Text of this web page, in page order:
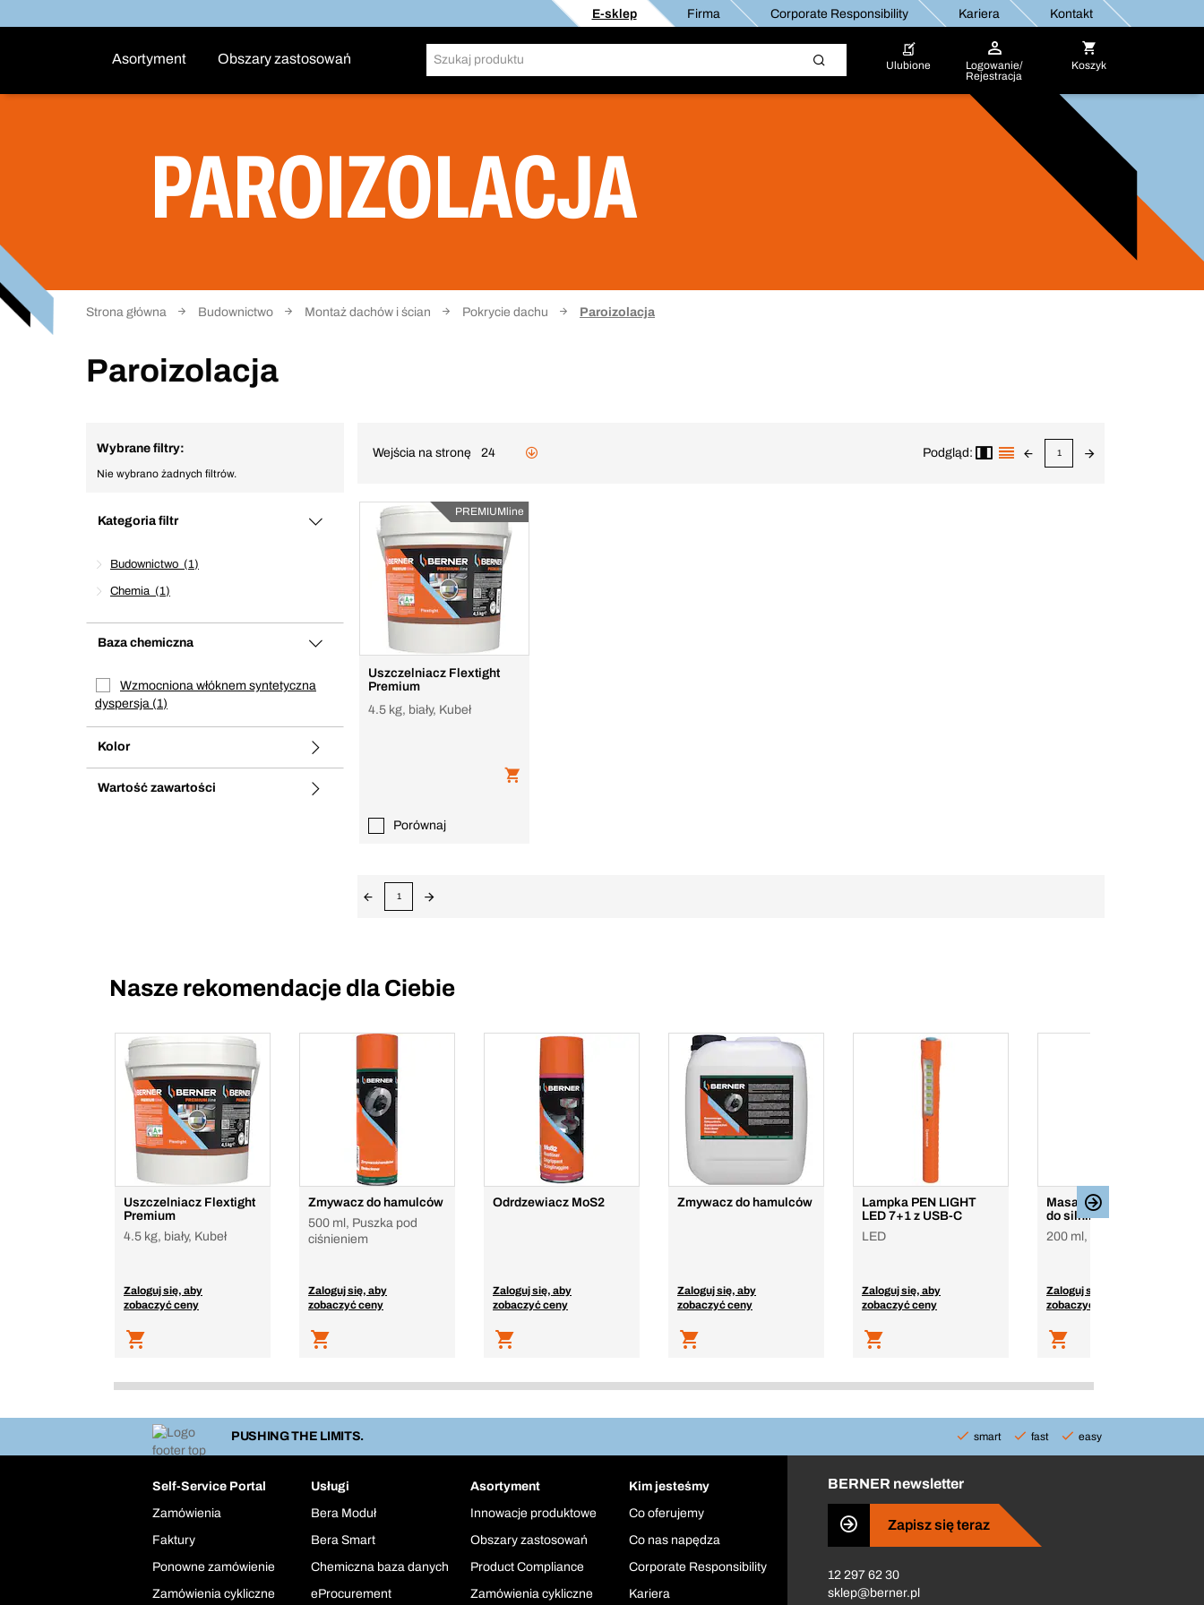
E-sklep Firma Corporate Responsibility Kariera Kontakt
Asortyment Obszary zastosowań Ulubione
Logowanie/
Rejestracja
Koszyk
PAROIZOLACJA
Strona główna Budownictwo Montaż dachów i ścian Pokrycie dachu Paroizolacja
Paroizolacja
Wybrane filtry:
Nie wybrano żadnych filtrów.
Kategoria filtr
Budownictwo 1
Chemia 1
Baza chemiczna
Wzmocniona włóknem syntetyczna
dyspersja 1
Kolor
Wartość zawartości
Wejścia na stronę 24 Podgląd: 1
PREMIUMline
Uszczelniacz Flextight
Premium
4.5 kg, biały, Kubeł
Porównaj
1
Nasze rekomendacje dla Ciebie
Uszczelniacz Flextight
Premium
4.5 kg, biały, Kubeł
Zaloguj się, aby
zobaczyć ceny
Zmywacz do hamulców
500 ml, Puszka pod
ciśnieniem
Zaloguj się, aby
zobaczyć ceny
Odrdzewiacz MoS2
Zaloguj się, aby
zobaczyć ceny
Zmywacz do hamulców
Zaloguj się, aby
zobaczyć ceny
Lampka PEN LIGHT
LED 7+1 z USB-C
LED
Zaloguj się, aby
zobaczyć ceny
Masa uszczelniająca
do silników
200 ml, czarny, Kartusz
Zaloguj się, aby
zobaczyć ceny
PUSHING THE LIMITS. smart fast easy
Self-Service Portal
Zamówienia
Faktury
Ponowne zamówienie
Zamówienia cykliczne
Usługi
Bera Moduł
Bera Smart
Chemiczna baza danych
eProcurement
Asortyment
Innowacje produktowe
Obszary zastosowań
Product Compliance
Zamówienia cykliczne
Kim jesteśmy
Co oferujemy
Co nas napędza
Corporate Responsibility
Kariera
BERNER newsletter
Zapisz się teraz
12 297 62 30
sklep@berner.pl